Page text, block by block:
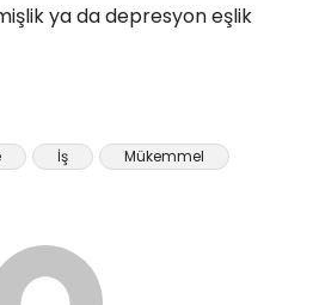
ya da depresyon eşlik
İş Mükemmel